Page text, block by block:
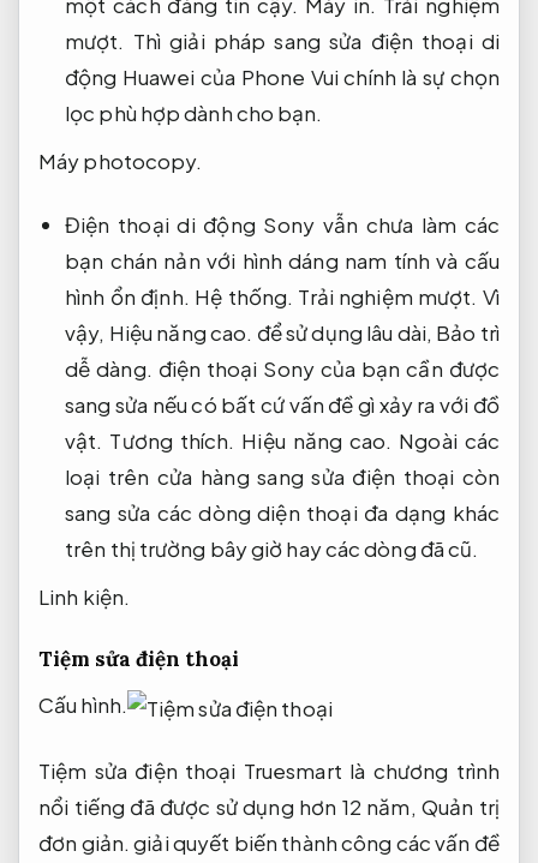
mượt. Thì giải pháp sang sửa điện thoại di
động Huawei của Phone Vui chính là sự chọn
lọc phù hợp dành cho bạn.
Máy photocopy.
Điện thoại di động Sony vẫn chưa làm các
bạn chán nản với hình dáng nam tính và cấu
hình ổn định. Hệ thống. Trải nghiệm mượt. Vì
vậy, Hiệu năng cao. để sử dụng lâu dài, Bảo trì
dễ dàng. điện thoại Sony của bạn cần được
sang sửa nếu có bất cứ vấn đề gì xảy ra với đồ
vật. Tương thích. Hiệu năng cao. Ngoài các
loại trên cửa hàng sang sửa điện thoại còn
sang sửa các dòng diện thoại đa dạng khác
trên thị trường bây giờ hay các dòng đã cũ.
Linh kiện.
Tiệm sửa điện thoại
Cấu hình.
Tiệm sửa điện thoại Truesmart là chương trình
nổi tiếng đã được sử dụng hơn 12 năm, Quản trị
đơn giản. giải quyết biến thành công các vấn đề